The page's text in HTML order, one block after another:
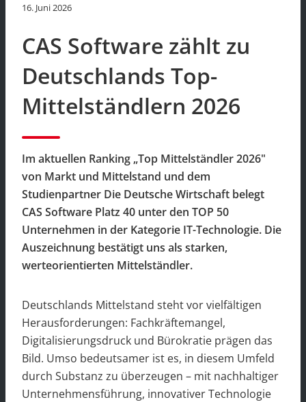
16. Juni 2026
CAS Software zählt zu
Deutschlands Top-
Mittelständlern 2026
Im aktuellen Ranking „Top Mittelständler 2026"
von Markt und Mittelstand und dem
Studienpartner Die Deutsche Wirtschaft belegt
CAS Software Platz 40 unter den TOP 50
Unternehmen in der Kategorie IT-Technologie. Die
Auszeichnung bestätigt uns als starken,
werteorientierten Mittelständler.
Deutschlands Mittelstand steht vor vielfältigen
Herausforderungen: Fachkräftemangel,
Digitalisierungsdruck und Bürokratie prägen das
Bild. Umso bedeutsamer ist es, in diesem Umfeld
durch Substanz zu überzeugen – mit nachhaltiger
Unternehmensführung, innovativer Technologie